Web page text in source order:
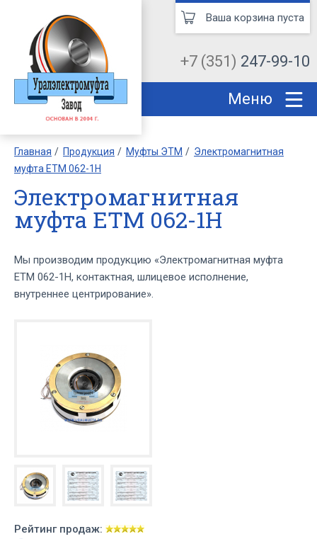
+7 (351) 247-99-10
Ваша корзина пуста
Меню
Главная Продукция Муфты ЭТМ
Электромагнитная
муфта ЕТМ 062-1Н
Электромагнитная
муфта ЕТМ 062-1Н
Мы производим продукцию «Электромагнитная муфта
ЕТМ 062-1Н, контактная, шлицевое исполнение,
внутреннее центрирование».
Рейтинг продаж: